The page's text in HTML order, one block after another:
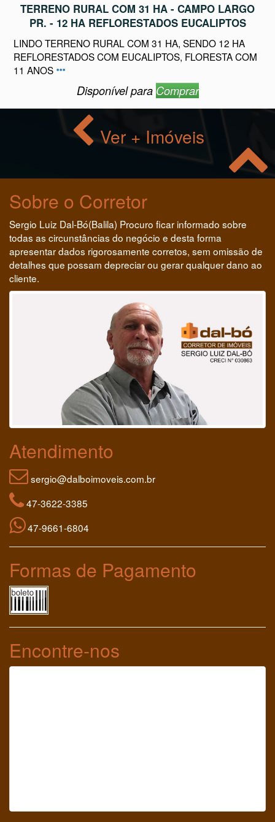
TERRENO RURAL COM 31 HA - CAMPO LARGO
PR. - 12 HA REFLORESTADOS EUCALIPTOS
LINDO TERRENO RURAL COM 31 HA, SENDO 12 HA
REFLORESTADOS COM EUCALIPTOS, FLORESTA COM
11 ANOS
Disponível para Comprar
Ver + Imóveis
Sobre o Corretor
Sergio Luiz Dal-Bó(Balila) Procuro ficar informado sobre
todas as circunstâncias do negócio e desta forma
apresentar dados rigorosamente corretos, sem omissão de
detalhes que possam depreciar ou gerar qualquer dano ao
cliente.
Atendimento
sergio@dalboimoveis.com.br
47-3622-3385
47-9661-6804
Formas de Pagamento
Encontre-nos